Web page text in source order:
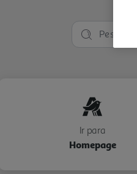
Ir para
Homepage